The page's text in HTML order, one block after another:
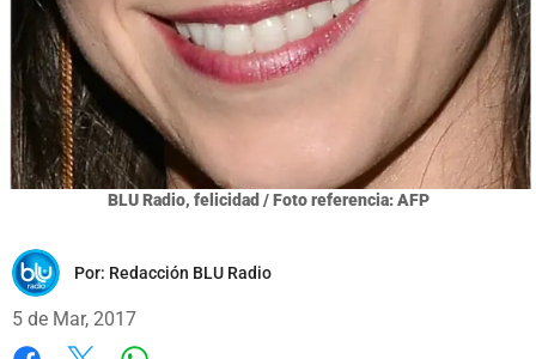
BLU Radio, felicidad / Foto referencia: AFP
Por: Redacción BLU Radio
5 de Mar, 2017